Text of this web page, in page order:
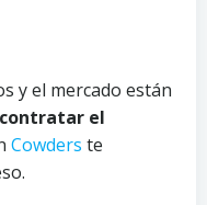
y el mercado están
contratar el
Cowders te